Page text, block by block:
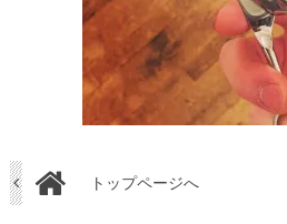
トップページへ